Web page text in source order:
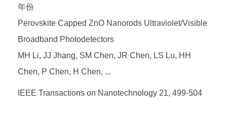
年份
Perovskite Capped ZnO Nanorods Ultraviolet/Visible
Broadband Photodetectors
MH Li, JJ Jhang, SM Chen, JR Chen, LS Lu, HH
Chen, P Chen, H Chen, ...
IEEE Transactions on Nanotechnology 21, 499-504